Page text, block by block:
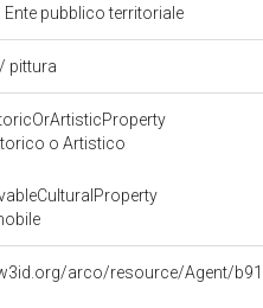
Ente pubblico territoriale
pittura
o Artistico
arco/resource/Agent/